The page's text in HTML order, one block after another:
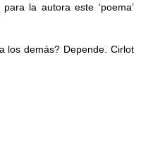
la autora este ‘poema’
los demás? Depende. Cirlot